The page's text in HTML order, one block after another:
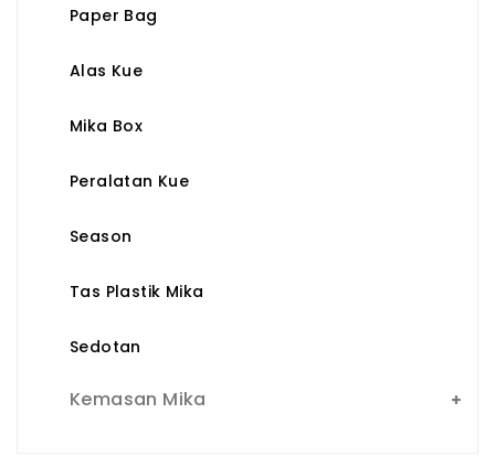
Paper Bag
Alas Kue
Mika Box
Peralatan Kue
Season
Tas Plastik Mika
Sedotan
Kemasan Mika